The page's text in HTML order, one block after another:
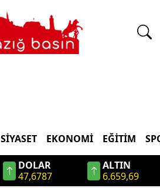
SİYASET EKONOMİ EĞİTİM
DOLAR
47,6787
ALTIN
6.659,69